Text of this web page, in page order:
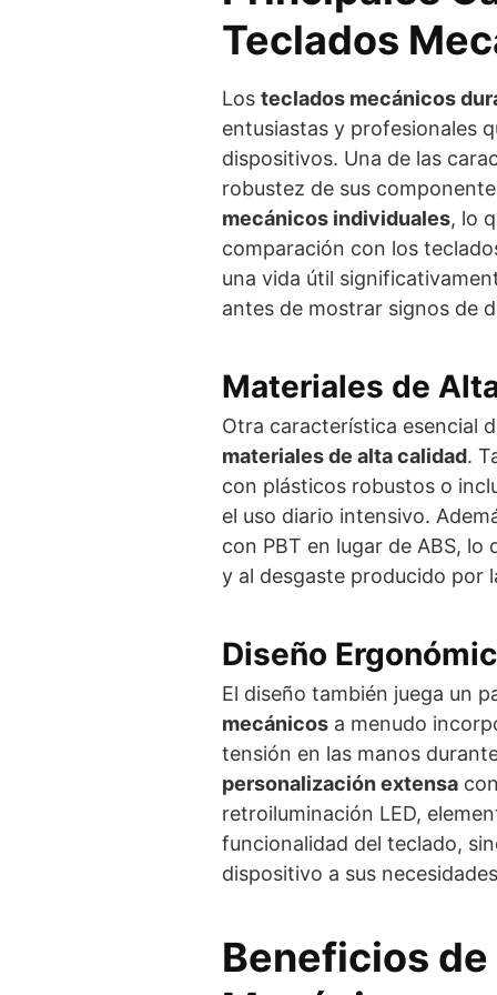
Teclados
Los teclados mecánicos
entusiastas y profesionales
dispositivos. Una de las
robustez de sus
mecánicos individuales, lo
comparación con los
una vida útil
antes de mostrar signos de
Materiales de
Otra característica esencial
materiales de alta calidad.
con plásticos robustos o
el uso diario intensivo.
con PBT en lugar de ABS,
y al desgaste producido por
Diseño
El diseño también juega un
mecánicos a menudo
tensión en las manos
personalización extensa
retroiluminación LED,
funcionalidad del teclado,
dispositivo a sus
Beneficios